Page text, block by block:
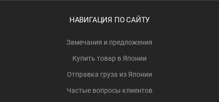
НАВИГАЦИЯ ПО САЙТУ
Замечания и предложения
Купить товар в Японии
Отправка груза из Японии
Частые вопросы клиентов